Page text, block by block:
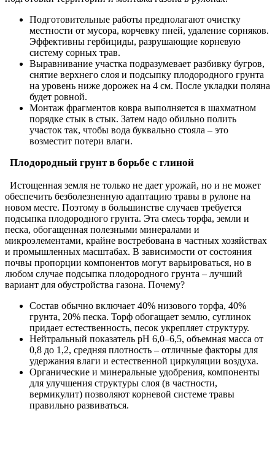
Подготовительные работы предполагают очистку
местности от мусора, корчевку пней, удаление сорняков.
Эффективны гербициды, разрушающие корневую
систему сорных трав.
Выравнивание участка подразумевает разбивку бугров,
снятие верхнего слоя и подсыпку плодородного грунта
на уровень ниже дорожек на 4 см. После укладки поляна
будет ровной.
Монтаж фрагментов ковра выполняется в шахматном
порядке стык в стык. Затем надо обильно полить
участок так, чтобы вода буквально стояла – это
возместит потери влаги.
Плодородный грунт в борьбе с глиной
Истощенная земля не только не дает урожай, но и не может
обеспечить безболезненную адаптацию травы в рулоне на
новом месте. Поэтому в большинстве случаев требуется
подсыпка плодородного грунта. Эта смесь торфа, земли и
песка, обогащенная полезными минералами и
микроэлементами, крайне востребована в частных хозяйствах
и промышленных масштабах. В зависимости от состояния
почвы пропорции компонентов могут варьироваться, но в
любом случае подсыпка плодородного грунта – лучший
вариант для обустройства газона. Почему?
Состав обычно включает 40% низового торфа, 40%
грунта, 20% песка. Торф обогащает землю, суглинок
придает естественность, песок укрепляет структуру.
Нейтральный показатель pH 6,0–6,5, объемная масса от
0,8 до 1,2, средняя плотность – отличные факторы для
удержания влаги и естественной циркуляции воздуха.
Органические и минеральные удобрения, компоненты
для улучшения структуры слоя (в частности,
вермикулит) позволяют корневой системе травы
правильно развиваться.